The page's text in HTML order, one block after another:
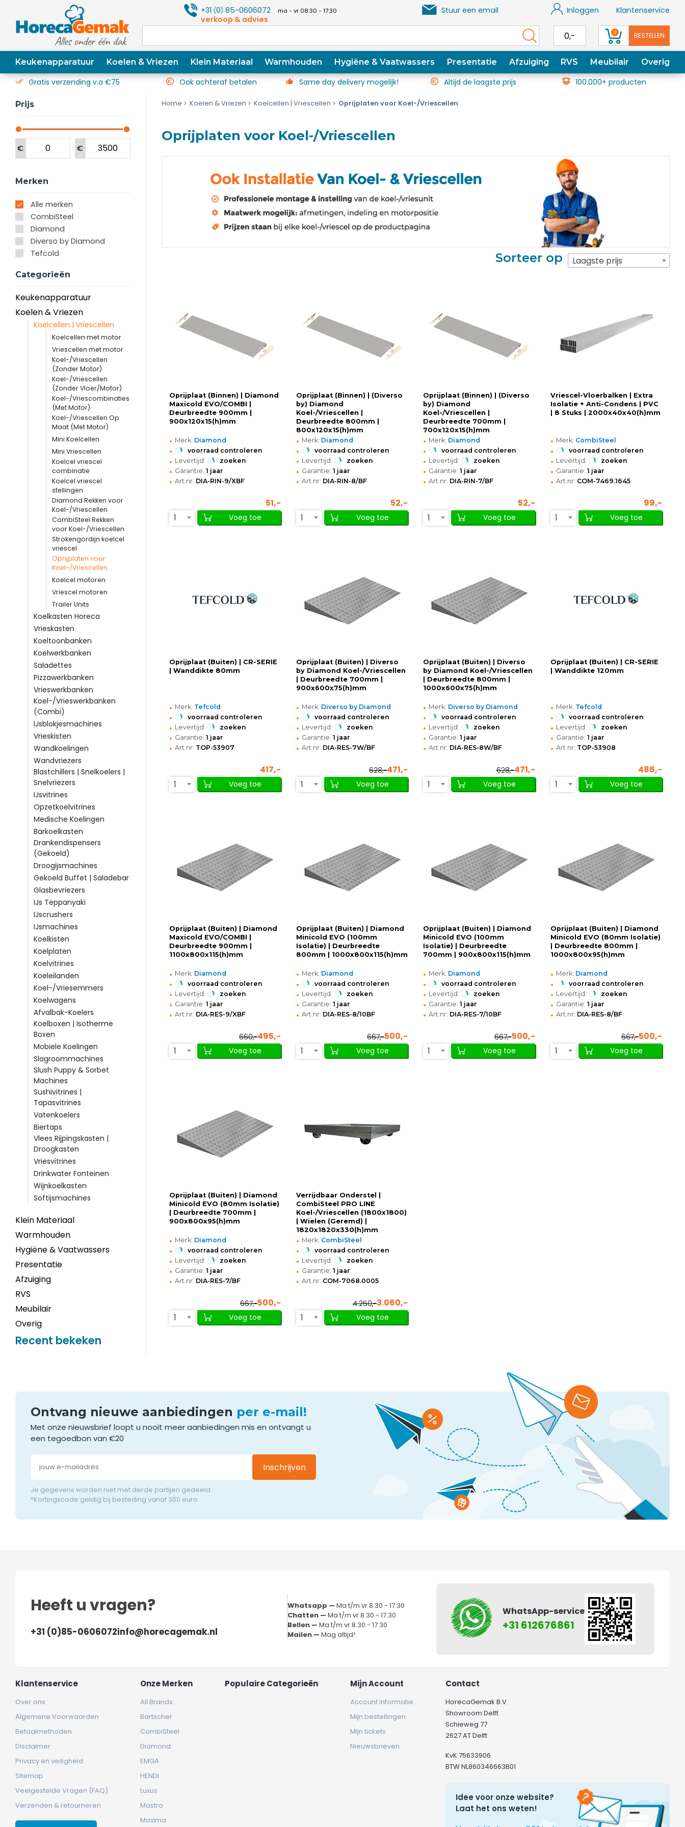
+31(0) 85-0606072 ma - vr 08:30 - 17:30
verkoop & advies
Stuur een email Inloggen Klantenservice
0,- 0 BESTELLEN
Keukenapparatuur Koelen & Vriezen Klein Materiaal Warmhouden Hygiëne & Vaatwassers Presentatie Afzuiging RVS Meubilair Overig
Gratis verzending v.a €75 Ook achteraf betalen Same day delivery mogelijk! Altijd de laagste prijs 100.000+ producten
Prijs
€ €
Merken
Alle merken
CombiSteel
Diamond
Diverso by Diamond
Tefcold
Categorieën
Keukenapparatuur
Koelen & Vriezen
Koelcellen | Vriescellen
Koelcellen met motor
Vriescellen met motor
Koel-/Vriescellen
(Zonder Motor)
Koel-/Vriescellen
(Zonder Vloer/Motor)
Koel-/Vriescombinaties
(Met Motor)
Koel-/Vriescellen Op
Maat (Met Motor)
Mini Koelcellen
Mini Vriescellen
Koelcel vriescel
combinatie
Koelcel vriescel
stellingen
Diamond Rekken voor
Koel-/Vriescellen
CombiSteel Rekken
voor Koel-/Vriescellen
Strokengordijn koelcel
vriescel
Oprijplaten voor
Koel-/Vriescellen
Koelcel motoren
Vriescel motoren
Trailer Units
Koelkasten Horeca
Vrieskasten
Koeltoonbanken
Koelwerkbanken
Saladettes
Pizzawerkbanken
Vrieswerkbanken
Koel-/Vrieswerkbanken
(Combi)
IJsblokjesmachines
Vrieskisten
Wandkoelingen
Wandvriezers
Blastchillers | Snelkoelers |
Snelvriezers
IJsvitrines
Opzetkoelvitrines
Medische Koelingen
Barkoelkasten
Drankendispensers
(Gekoeld)
Droogijsmachines
Gekoeld Buffet | Saladebar
Glasbevriezers
IJs Teppanyaki
IJscrushers
IJsmachines
Koelkisten
Koelplaten
Koelvitrines
Koeleilanden
Koel-/Vriesemmers
Koelwagens
Afvalbak-Koelers
Koelboxen | Isotherme
Boxen
Mobiele Koelingen
Slagroommachines
Slush Puppy & Sorbet
Machines
Sushivitrines |
Tapasvitrines
Vatenkoelers
Biertaps
Vlees Rijpingskasten |
Droogkasten
Vriesvitrines
Drinkwater Fonteinen
Wijnkoelkasten
Softijsmachines
Klein Materiaal
Warmhouden
Hygiëne & Vaatwassers
Presentatie
Afzuiging
RVS
Meubilair
Overig
Recent bekeken
Home Koelen & Vriezen Koelcellen | Vriescellen Oprijplaten voor Koel-/Vriescellen
Oprijplaten voor Koel-/Vriescellen
Sorteer op Laagste prijs
Oprijplaat (Binnen) | Diamond
Maxicold EVO/COMBI |
Deurbreedte 900mm |
900x120x15(h)mm
• Merk: Diamond
• voorraad controleren
• Levertijd: zoeken
• Garantie: 1 jaar
• Art.nr: DIA-RIN-9/XBF
51,-
1
Voeg toe
Oprijplaat (Binnen) | (Diverso
by) Diamond
Koel-/Vriescellen |
Deurbreedte 800mm |
800x120x15(h)mm
• Merk: Diamond
• voorraad controleren
• Levertijd: zoeken
• Garantie: 1 jaar
• Art.nr: DIA-RIN-8/BF
52,-
1
Voeg toe
Oprijplaat (Binnen) | (Diverso
by) Diamond
Koel-/Vriescellen |
Deurbreedte 700mm |
700x120x15(h)mm
• Merk: Diamond
• voorraad controleren
• Levertijd: zoeken
• Garantie: 1 jaar
• Art.nr: DIA-RIN-7/BF
52,-
1
Voeg toe
Vriescel-Vloerbalken | Extra
Isolatie + Anti-Condens | PVC
| 8 Stuks | 2000x40x40(h)mm
• Merk: CombiSteel
• voorraad controleren
• Levertijd: zoeken
• Garantie: 1 jaar
• Art.nr: COM-7469.1645
99,-
1
Voeg toe
Oprijplaat (Buiten) | CR-SERIE
| Wanddikte 80mm
• Merk: Tefcold
• voorraad controleren
• Levertijd: zoeken
• Garantie: 1 jaar
• Art.nr: TOP-53907
417,-
1
Voeg toe
Oprijplaat (Buiten) | Diverso
by Diamond Koel-/Vriescellen
| Deurbreedte 700mm |
900x600x75(h)mm
• Merk: Diverso by Diamond
• voorraad controleren
• Levertijd: zoeken
• Garantie: 1 jaar
• Art.nr: DIA-RES-7W/BF
628,-471,-
1
Voeg toe
Oprijplaat (Buiten) | Diverso
by Diamond Koel-/Vriescellen
| Deurbreedte 800mm |
1000x600x75(h)mm
• Merk: Diverso by Diamond
• voorraad controleren
• Levertijd: zoeken
• Garantie: 1 jaar
• Art.nr: DIA-RES-8W/BF
628,-471,-
1
Voeg toe
Oprijplaat (Buiten) | CR-SERIE
| Wanddikte 120mm
• Merk: Tefcold
• voorraad controleren
• Levertijd: zoeken
• Garantie: 1 jaar
• Art.nr: TOP-53908
486,-
1
Voeg toe
Oprijplaat (Buiten) | Diamond
Maxicold EVO/COMBI |
Deurbreedte 900mm |
1100x800x115(h)mm
• Merk: Diamond
• voorraad controleren
• Levertijd: zoeken
• Garantie: 1 jaar
• Art.nr: DIA-RES-9/XBF
660,-495,-
1
Voeg toe
Oprijplaat (Buiten) | Diamond
Minicold EVO (100mm
Isolatie) | Deurbreedte
800mm | 1000x800x115(h)mm
• Merk: Diamond
• voorraad controleren
• Levertijd: zoeken
• Garantie: 1 jaar
• Art.nr: DIA-RES-8/10BF
667,-500,-
1
Voeg toe
Oprijplaat (Buiten) | Diamond
Minicold EVO (100mm
Isolatie) | Deurbreedte
700mm | 900x800x115(h)mm
• Merk: Diamond
• voorraad controleren
• Levertijd: zoeken
• Garantie: 1 jaar
• Art.nr: DIA-RES-7/10BF
667,-500,-
1
Voeg toe
Oprijplaat (Buiten) | Diamond
Minicold EVO (80mm Isolatie)
| Deurbreedte 800mm |
1000x800x95(h)mm
• Merk: Diamond
• voorraad controleren
• Levertijd: zoeken
• Garantie: 1 jaar
• Art.nr: DIA-RES-8/BF
667,-500,-
1
Voeg toe
Oprijplaat (Buiten) | Diamond
Minicold EVO (80mm Isolatie)
| Deurbreedte 700mm |
900x800x95(h)mm
• Merk: Diamond
• voorraad controleren
• Levertijd: zoeken
• Garantie: 1 jaar
• Art.nr: DIA-RES-7/BF
667,-500,-
1
Voeg toe
Verrijdbaar Onderstel |
CombiSteel PRO LINE
Koel-/Vriescellen (1800x1800)
| Wielen (Geremd) |
1820x1820x330(h)mm
• Merk: CombiSteel
• voorraad controleren
• Levertijd: zoeken
• Garantie: 1 jaar
• Art.nr: COM-7068.0005
4.250,-3.060,-
1
Voeg toe
Ontvang nieuwe aanbiedingen per e-mail!
Met onze nieuwsbrief loopt u nooit meer aanbiedingen mis en ontvangt u
een tegoedbon van €20
Inschrijven
Je gegevens worden niet met derde partijen gedeeld
*Kortingscode geldig bij besteding vanaf 300 euro
Heeft u vragen?
+31 (0)85-0606072info@horecagemak.nl
Whatsapp —Ma t/m vr 8.30 - 17.30
Chatten —Ma t/m vr 8.30 - 17.30
Bellen —Ma t/m vr 8.30 - 17.30
Mailen —Mag altijd!
WhatsApp-service
+31 612676861
Klantenservice
Over ons
Algemene Voorwaarden
Betaalmethoden
Disclaimer
Privacy en veiligheid
Sitemap
Veelgestelde Vragen (FAQ)
Verzenden & retourneren
Onze Merken
All Brands
Bartscher
CombiSteel
Diamond
EMGA
HENDI
Luxus
Mastro
Maxima
Populaire Categorieën Mijn Account
Account informatie
Mijn bestellingen
Mijn tickets
Nieuwsbrieven
Contact
HorecaGemak B.V.
Showroom Delft
Schieweg 77
2627 AT Delft
KvK 75633906
BTW NL860346663B01
Idee voor onze website?
Laat het ons weten!